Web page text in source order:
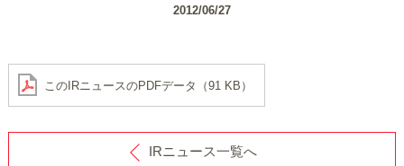
2012/06/27
このIRニュースのPDFデータ（91 KB）
IRニュース一覧へ